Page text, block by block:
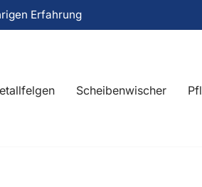
Erfahrung
Scheibenwischer